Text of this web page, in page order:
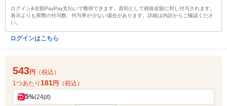
ログイン&全額PayPay支払いで獲得できます。原則として税抜金額に対し付与されます。
表示よりも実際の付与数、付与率が少ない場合があります。詳細は内訳からご確認くださ
い。
ログインはこちら
543円
（税込）
1つあたり 181円 （税込）
5%(24pt)